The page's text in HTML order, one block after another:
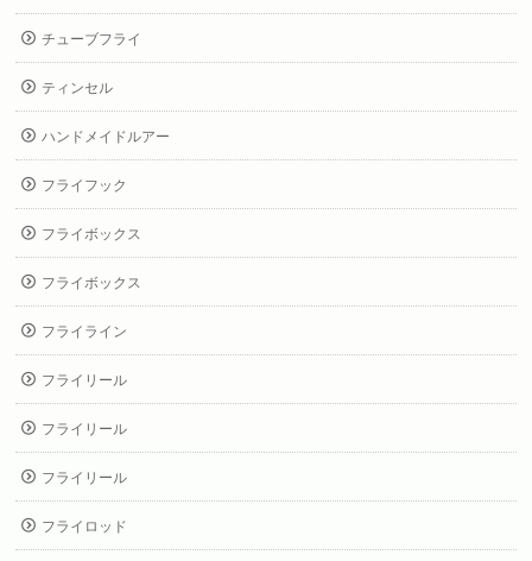
チューブフライ
ティンセル
ハンドメイドルアー
フライフック
フライボックス
フライボックス
フライライン
フライリール
フライリール
フライリール
フライロッド